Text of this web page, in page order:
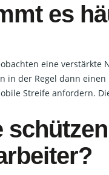
es
eine
in der Regel dann
Streife anfordern.